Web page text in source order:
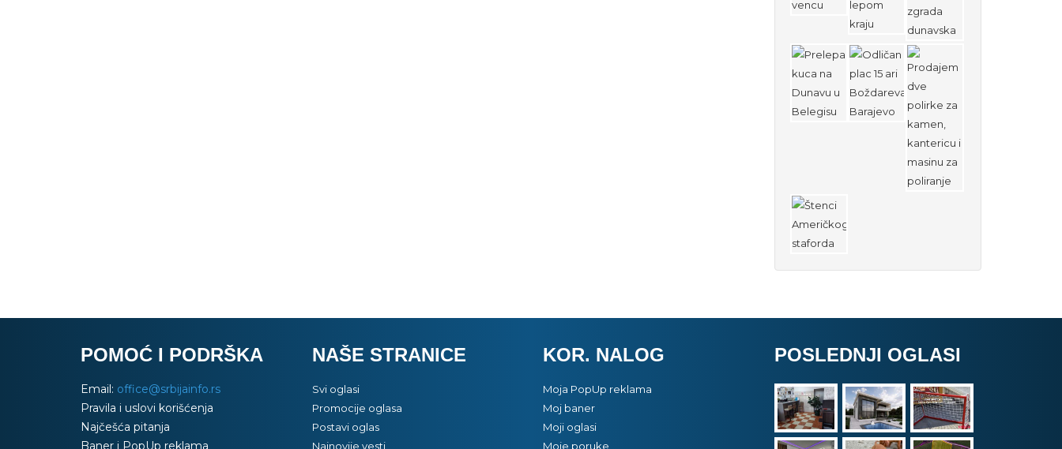
POMOĆ I PODRŠKA
Email: office@srbijainfo.rs
Pravila i uslovi korišćenja
Najčešća pitanja
Baner i PopUp reklama
NAŠE STRANICE
Svi oglasi
Promocije oglasa
Postavi oglas
Najnovije vesti
KOR. NALOG
Moja PopUp reklama
Moj baner
Moji oglasi
Moje poruke
POSLEDNJI OGLASI